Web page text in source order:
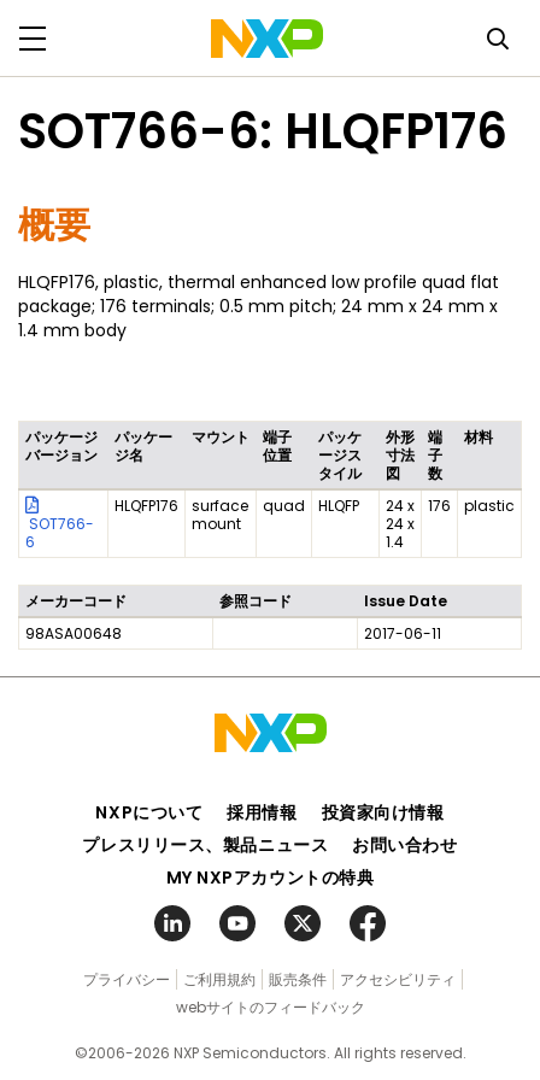
SOT766-6: HLQFP176
概要
HLQFP176, plastic, thermal enhanced low profile quad flat
package; 176 terminals; 0.5 mm pitch; 24 mm x 24 mm x
1.4 mm body
パッケージ
バージョン
パッケー
ジ名
マウント
端子
位置
パッケ
ージス
タイル
外形
寸法
図
端
子
数
材料
SOT766-
6
HLQFP176
surface
mount
quad HLQFP
24 x
24 x
1.4
176 plastic
メーカーコード 参照コード
Issue Date
98ASA00648
2017-06-11
NXPについて 採用情報
投資家向け情報
プレスリリース、製品ニュース
お問い合わせ
MY NXPアカウントの特典
プライバシー ご利用規約 販売条件
アクセシビリティ
webサイトのフィードバック
©2006-2026 NXP Semiconductors. All rights reserved.